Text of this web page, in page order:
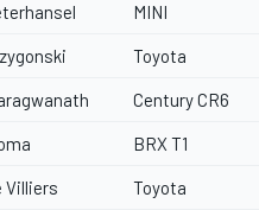
MINI
Toyota
Century CR6
BRX T1
Villiers Toyota